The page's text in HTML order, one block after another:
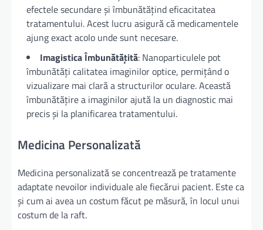
efectele secundare și îmbunătățind eficacitatea
tratamentului. Acest lucru asigură că medicamentele
ajung exact acolo unde sunt necesare.
Imagistica Îmbunătățită: Nanoparticulele pot
îmbunătăți calitatea imaginilor optice, permițând o
vizualizare mai clară a structurilor oculare. Această
îmbunătățire a imaginilor ajută la un diagnostic mai
precis și la planificarea tratamentului.
Medicina Personalizată
Medicina personalizată se concentrează pe tratamente
adaptate nevoilor individuale ale fiecărui pacient. Este ca
și cum ai avea un costum făcut pe măsură, în locul unui
costum de la raft.